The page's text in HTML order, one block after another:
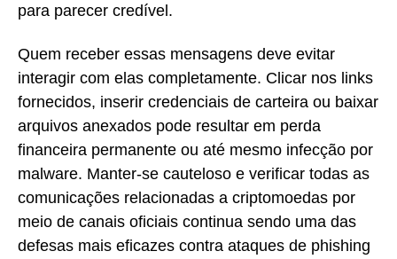
para parecer credível.
Quem receber essas mensagens deve evitar
interagir com elas completamente. Clicar nos links
fornecidos, inserir credenciais de carteira ou baixar
arquivos anexados pode resultar em perda
financeira permanente ou até mesmo infecção por
malware. Manter-se cauteloso e verificar todas as
comunicações relacionadas a criptomoedas por
meio de canais oficiais continua sendo uma das
defesas mais eficazes contra ataques de phishing